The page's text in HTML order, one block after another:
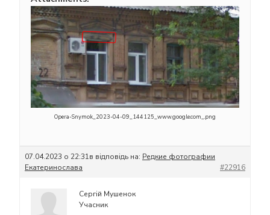
Opera-Snymok_2023-04-09_144125_www.google.com_.png
07.04.2023 о 22:31в відповідь на: Редкие фотографии
Екатеринослава
#22916
Сергій Мушенок
Учасник